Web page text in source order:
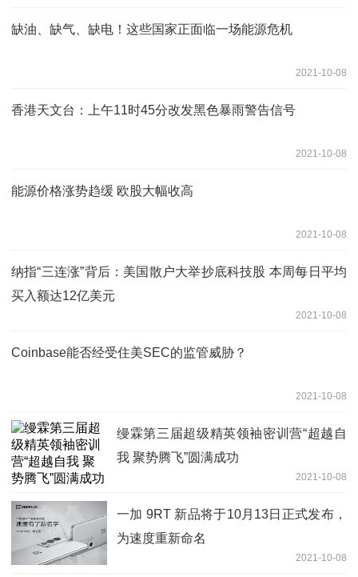
缺油、缺气、缺电！这些国家正面临一场能源危机
2021-10-08
香港天文台：上午11时45分改发黑色暴雨警告信号
2021-10-08
能源价格涨势趋缓 欧股大幅收高
2021-10-08
纳指“三连涨”背后：美国散户大举抄底科技股 本周每日平均
买入额达12亿美元
2021-10-08
Coinbase能否经受住美SEC的监管威胁？
2021-10-08
缦霖第三届超级精英领袖密训营“超越自
我 聚势腾飞”圆满成功
2021-10-08
一加 9RT 新品将于10月13日正式发布，
为速度重新命名
2021-10-08